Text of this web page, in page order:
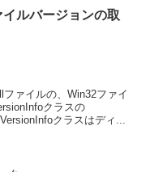
イルバージョンの取
クラスの
クラスはディ...